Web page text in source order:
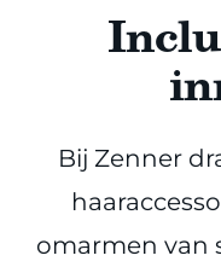
Bij Zenner
omarmen van